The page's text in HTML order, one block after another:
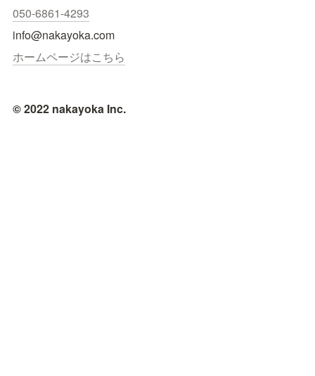
050-6861-4293
info@nakayoka.com
ホームページはこちら
© 2022 nakayoka Inc.